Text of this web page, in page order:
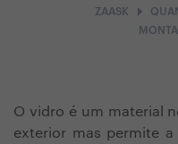
ZAASK arrow_right
O vidro é um material
exterior mas permite